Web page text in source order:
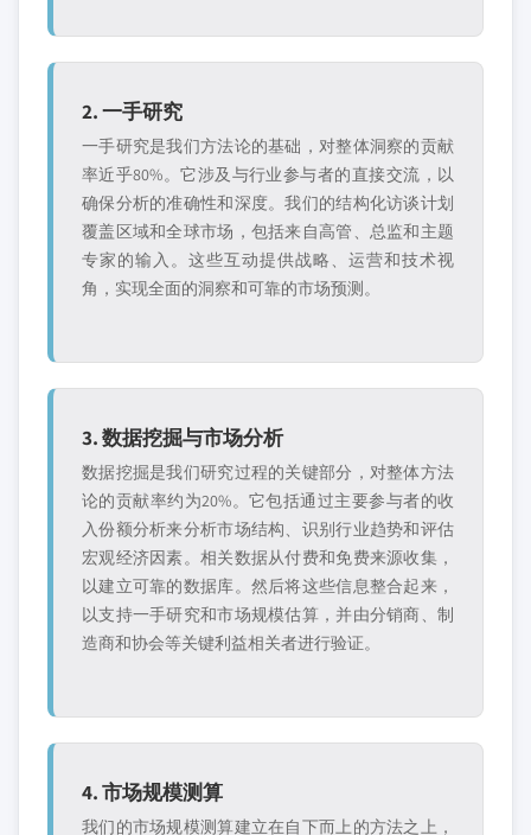
2. 一手研究
一手研究是我们方法论的基础，对整体洞察的贡献
率近乎80%。它涉及与行业参与者的直接交流，以
确保分析的准确性和深度。我们的结构化访谈计划
覆盖区域和全球市场，包括来自高管、总监和主题
专家的输入。这些互动提供战略、运营和技术视
角，实现全面的洞察和可靠的市场预测。
3. 数据挖掘与市场分析
数据挖掘是我们研究过程的关键部分，对整体方法
论的贡献率约为20%。它包括通过主要参与者的收
入份额分析来分析市场结构、识别行业趋势和评估
宏观经济因素。相关数据从付费和免费来源收集，
以建立可靠的数据库。然后将这些信息整合起来，
以支持一手研究和市场规模估算，并由分销商、制
造商和协会等关键利益相关者进行验证。
4. 市场规模测算
我们的市场规模测算建立在自下而上的方法之上，